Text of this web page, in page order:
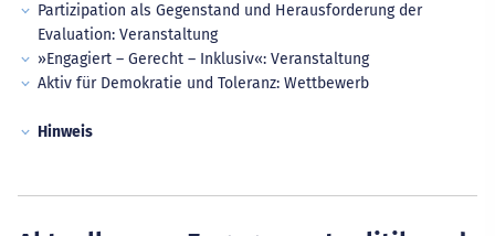
Partizipation als Gegenstand und Herausforderung der
Evaluation: Veranstaltung
»Engagiert – Gerecht – Inklusiv«: Veranstaltung
Aktiv für Demokratie und Toleranz: Wettbewerb
Hinweis